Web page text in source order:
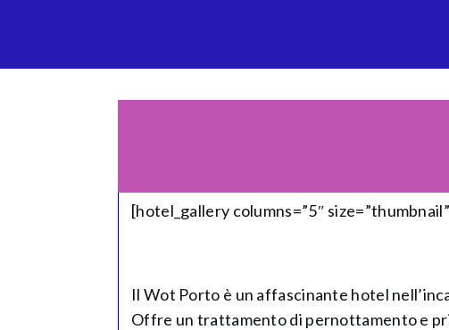
[hotel_gallery columns=”5″
Il Wot Porto è un affascinante hotel
Offre un trattamento di pernottamento e